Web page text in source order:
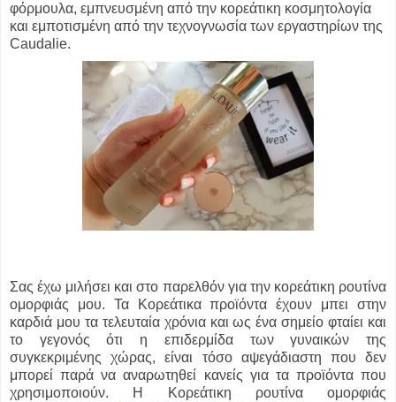
φόρμουλα, εμπνευσμένη από την κορεάτικη κοσμητολογία
και εμποτισμένη από την τεχνογνωσία των εργαστηρίων της
Caudalie.
Σας έχω μιλήσει και στο παρελθόν για την κορεάτικη ρουτίνα
ομορφιάς μου. Τα Κορεάτικα προϊόντα έχουν μπει στην
καρδιά μου τα τελευταία χρόνια και ως ένα σημείο φταίει και
το γεγονός ότι η επιδερμίδα των γυναικών της
συγκεκριμένης χώρας, είναι τόσο αψεγάδιαστη που δεν
μπορεί παρά να αναρωτηθεί κανείς για τα προϊόντα που
χρησιμοποιούν.
Η Κορεάτικη ρουτίνα ομορφιάς